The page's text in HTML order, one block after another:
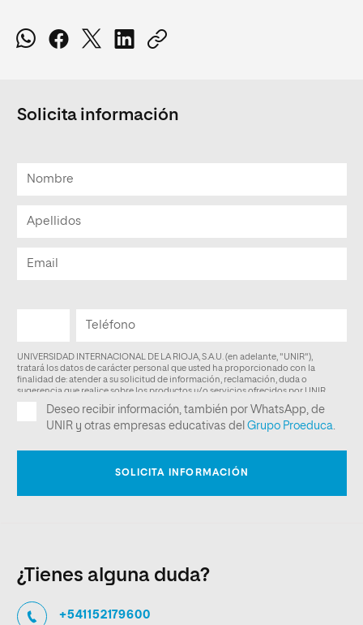
Solicita información
¿Tienes alguna duda?
+541152179600